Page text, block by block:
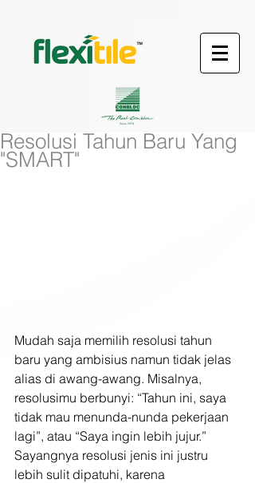
Resolusi Tahun Baru Yang
"SMART"
Mudah saja memilih resolusi tahun
baru yang ambisius namun tidak jelas
alias di awang-awang. Misalnya,
resolusimu berbunyi: “Tahun ini, saya
tidak mau menunda-nunda pekerjaan
lagi”, atau “Saya ingin lebih jujur.”
Sayangnya resolusi jenis ini justru
lebih sulit dipatuhi, karena